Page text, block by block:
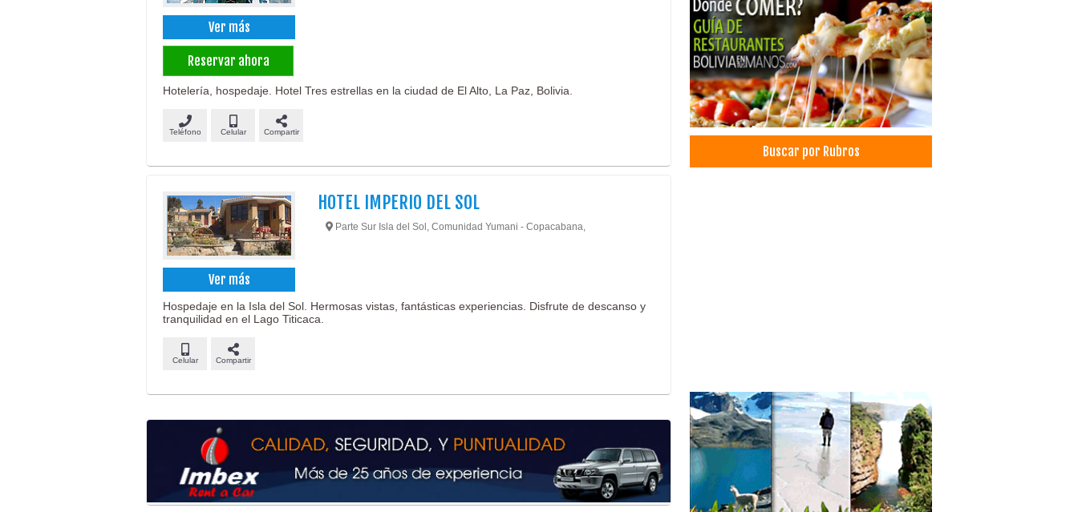
Ver más
Reservar ahora
Hotelería, hospedaje. Hotel Tres estrellas en la ciudad de El Alto, La Paz, Bolivia.
Teléfono Celular Compartir
Ver más
HOTEL IMPERIO DEL SOL
Parte Sur Isla del Sol, Comunidad Yumani - Copacabana,
Hospedaje en la Isla del Sol. Hermosas vistas, fantásticas experiencias. Disfrute de descanso y
tranquilidad en el Lago Titicaca.
Celular Compartir
Hoteles
Hotels
Hoteles Lago Titicaca
Centro de Convenciones
Hoteles Resort
SPA
Salones de Eventos
Hospedajes
Buscar por Rubros